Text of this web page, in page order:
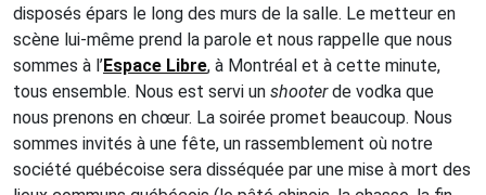
disposés épars le long des murs de la salle. Le metteur en
scène lui-même prend la parole et nous rappelle que nous
sommes à l’Espace Libre, à Montréal et à cette minute,
tous ensemble. Nous est servi un shooterde vodka que
nous prenons en chœur. La soirée promet beaucoup. Nous
sommes invités à une fête, un rassemblement où notre
société québécoise sera disséquée par une mise à mort des